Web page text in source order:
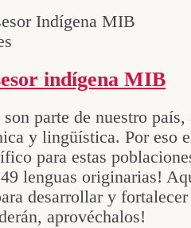
Indígena MIB
indígena MIB
parte de nuestro país,
y lingüística. Por eso
para estas
lenguas originarias!
desarrollar y
aprovéchalos!